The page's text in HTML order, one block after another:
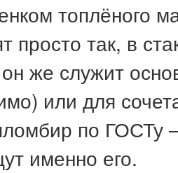
топлёного
просто так, в
же служит
или для
по ГОСТу
именно его.